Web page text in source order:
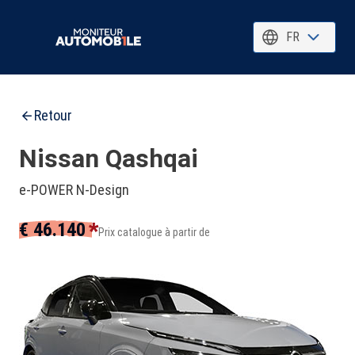
FR
Retour
Nissan Qashqai
e-POWER N-Design
€ 46.140*Prix catalogue à partir de